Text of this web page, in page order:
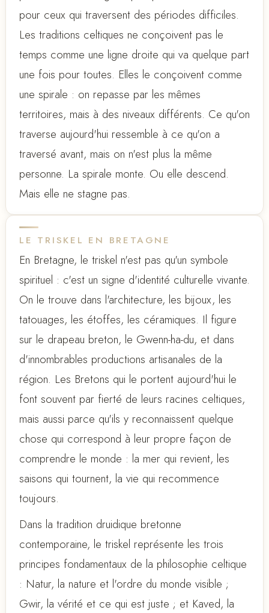
pour ceux qui traversent des périodes difficiles.
Les traditions celtiques ne conçoivent pas le
temps comme une ligne droite qui va quelque part
une fois pour toutes. Elles le conçoivent comme
une spirale : on repasse par les mêmes
territoires, mais à des niveaux différents. Ce qu'on
traverse aujourd'hui ressemble à ce qu'on a
traversé avant, mais on n'est plus la même
personne. La spirale monte. Ou elle descend.
Mais elle ne stagne pas.
LE TRISKEL EN BRETAGNE
En Bretagne, le triskel n'est pas qu'un symbole
spirituel : c'est un signe d'identité culturelle vivante.
On le trouve dans l'architecture, les bijoux, les
tatouages, les étoffes, les céramiques. Il figure
sur le drapeau breton, le Gwenn-ha-du, et dans
d'innombrables productions artisanales de la
région. Les Bretons qui le portent aujourd'hui le
font souvent par fierté de leurs racines celtiques,
mais aussi parce qu'ils y reconnaissent quelque
chose qui correspond à leur propre façon de
comprendre le monde : la mer qui revient, les
saisons qui tournent, la vie qui recommence
toujours.
Dans la tradition druidique bretonne
contemporaine, le triskel représente les trois
principes fondamentaux de la philosophie celtique
: Natur, la nature et l'ordre du monde visible ;
Gwir, la vérité et ce qui est juste ; et Kaved, la